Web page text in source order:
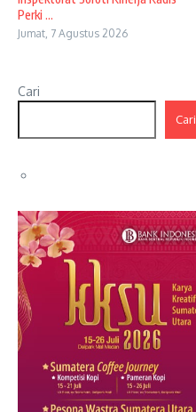
Perki ...
Jumat, 7 Agustus 2026
Cari
Cari